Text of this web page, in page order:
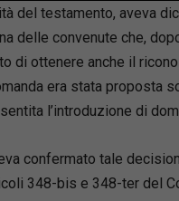
del testamento, aveva
delle convenute che,
di ottenere anche il
era stata proposta
l’introduzione di
confermato tale
348-bis e 348-ter del